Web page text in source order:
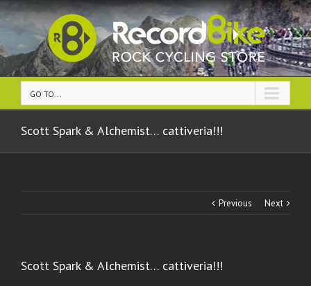
GO TO...
Scott Spark & Alchemist… cattiveria!!!
Previous Next
Scott Spark & Alchemist… cattiveria!!!